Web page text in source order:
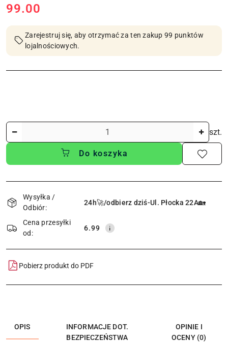
cena:
99.00
Zarejestruj się, aby otrzymać za ten zakup 99 punktów
lojalnościowych.
szt.
Do koszyka
Dostępność
i
dostawa
Wysyłka /
Odbiór:
24h🚀/odbierz dziś-Ul. Płocka 22A🏡
Cena przesyłki
od:
6.99
Pobierz produkt do PDF
OPIS
INFORMACJE DOT.
BEZPIECZEŃSTWA
OPINIE I
OCENY (0)